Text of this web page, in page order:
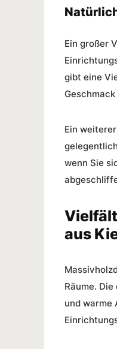
Ein großer
gibt eine
Ein
wenn Sie
aus
Räume. Die
und warme